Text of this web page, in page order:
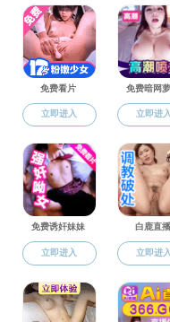
杏吧简介
历史沿革
杏吧 领导
组织机构